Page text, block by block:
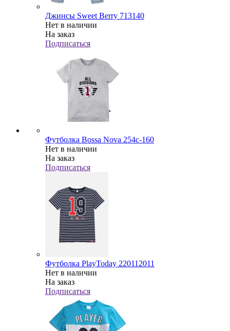
Джинсы Sweet Berry 713140
Нет в наличии
На заказ
Подписаться
Футболка Bossa Nova 254с-160
Нет в наличии
На заказ
Подписаться
Футболка PlayToday 220112011
Нет в наличии
На заказ
Подписаться